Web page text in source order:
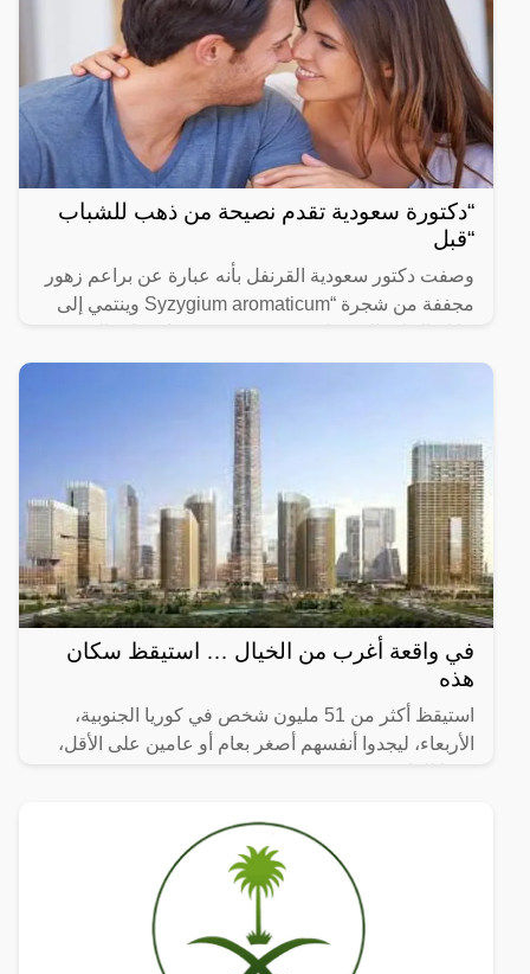
“دكتورة سعودية تقدم نصيحة من ذهب للشباب
“قبل
وصفت دكتور سعودية القرنفل بأنه عبارة عن براعم زهور
مجففة من شجرة “Syzygium aromaticum وينتمي إلى
ينمو في
في واقعة أغرب من الخيال … استيقظ سكان
هذه
استيقظ أكثر من 51 مليون شخص في كوريا الجنوبية،
الأربعاء، ليجدوا أنفسهم أصغر بعام أو عامين على الأقل،